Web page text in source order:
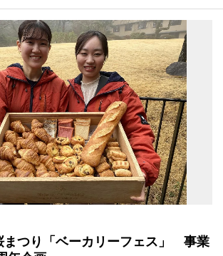
まつり「ベーカリーフェス」 事業